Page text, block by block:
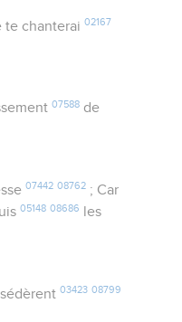
te chanterai 02167
07588de
07442 08762; Car
05148 08686
les
03423 08799